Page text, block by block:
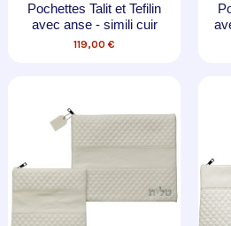
Pochettes Talit et Tefilin
avec anse - simili cuir
119,00 €